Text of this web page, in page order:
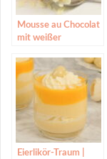
Mousse au Chocolat
mit weißer
Muttertags-Dessert
| Vanille-Mousse
Eierlikör-Traum |